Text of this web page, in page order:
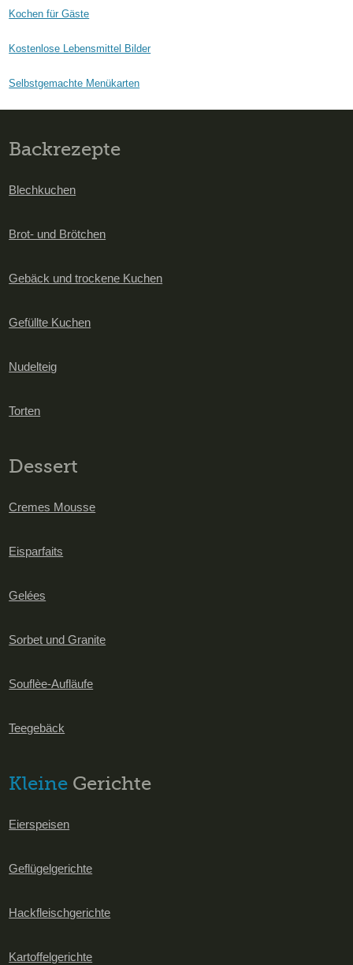
Kochen für Gäste
Kostenlose Lebensmittel Bilder
Selbstgemachte Menükarten
Backrezepte
Blechkuchen
Brot- und Brötchen
Gebäck und trockene Kuchen
Gefüllte Kuchen
Nudelteig
Torten
Dessert
Cremes Mousse
Eisparfaits
Gelées
Sorbet und Granite
Souflèe-Aufläufe
Teegebäck
Kleine Gerichte
Eierspeisen
Geflügelgerichte
Hackfleischgerichte
Kartoffelgerichte